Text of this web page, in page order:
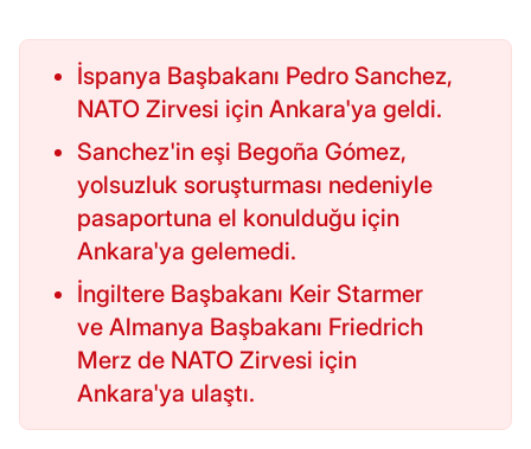
İspanya Başbakanı Pedro Sanchez,
NATO Zirvesi için Ankara'ya geldi.
Sanchez'in eşi Begoña Gómez,
yolsuzluk soruşturması nedeniyle
pasaportuna el konulduğu için
Ankara'ya gelemedi.
İngiltere Başbakanı Keir Starmer
ve Almanya Başbakanı Friedrich
Merz de NATO Zirvesi için
Ankara'ya ulaştı.